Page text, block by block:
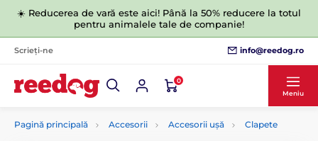
☀️ Reducerea de vară este aici! Până la 50% reducere la totul
pentru animalele tale de companie!
Scrieți-ne info@reedog.ro
0
Meniu
Pagină principală Accesorii Accesorii ușă Clapete